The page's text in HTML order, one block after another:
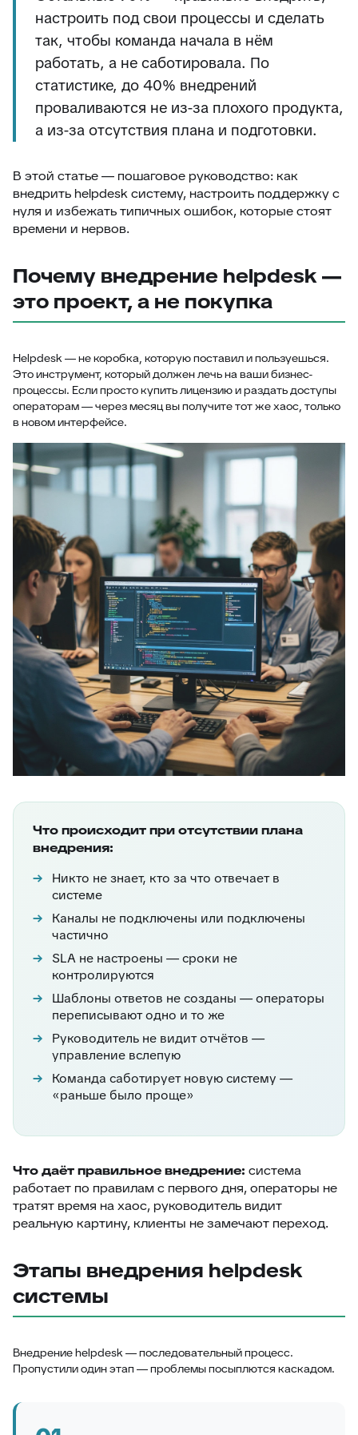
настроить под свои процессы и сделать
так, чтобы команда начала в нём
работать, а не саботировала. По
статистике, до 40% внедрений
проваливаются не из-за плохого продукта,
а из-за отсутствия плана и подготовки.
В этой статье — пошаговое руководство: как
внедрить helpdesk систему, настроить поддержку с
нуля и избежать типичных ошибок, которые стоят
времени и нервов.
Почему внедрение helpdesk —
это проект, а не покупка
Helpdesk — не коробка, которую поставил и пользуешься.
Это инструмент, который должен лечь на ваши бизнес-
процессы. Если просто купить лицензию и раздать доступы
операторам — через месяц вы получите тот же хаос, только
в новом интерфейсе.
Что происходит при отсутствии плана
внедрения:
Никто не знает, кто за что отвечает в
системе
Каналы не подключены или подключены
частично
SLA не настроены — сроки не
контролируются
Шаблоны ответов не созданы — операторы
переписывают одно и то же
Руководитель не видит отчётов —
управление вслепую
Команда саботирует новую систему —
«раньше было проще»
Что даёт правильное внедрение: система
работает по правилам с первого дня, операторы не
тратят время на хаос, руководитель видит
реальную картину, клиенты не замечают переход.
Этапы внедрения helpdesk
системы
Внедрение helpdesk — последовательный процесс.
Пропустили один этап — проблемы посыплются каскадом.